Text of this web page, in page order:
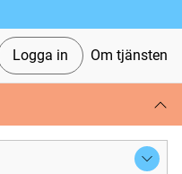
Logga in Om tjänsten